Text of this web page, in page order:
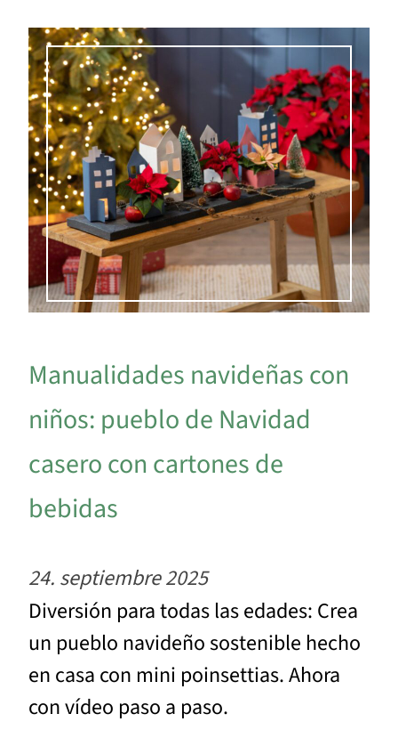
Manualidades navideñas con
niños: pueblo de Navidad
casero con cartones de
bebidas
24. septiembre 2025
Diversión para todas las edades: Crea
un pueblo navideño sostenible hecho
en casa con mini poinsettias. Ahora
con vídeo paso a paso.